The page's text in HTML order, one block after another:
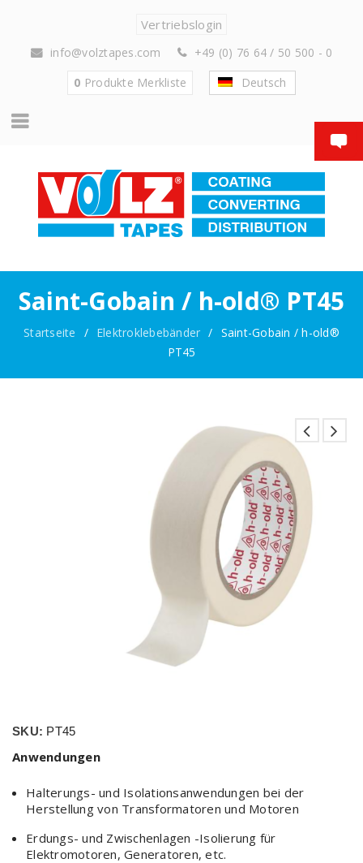
Vertriebslogin
info@volztapes.com
+49 (0) 76 64 / 50 500 - 0
0 Produkte Merkliste Deutsch
Saint-Gobain / h-old® PT45
Startseite / Elektroklebebänder / Saint-Gobain / h-old®
PT45
SKU: PT45
Anwendungen
Halterungs- und Isolationsanwendungen bei der
Herstellung von Transformatoren und Motoren
Erdungs- und Zwischenlagen -Isolierung für
Elektromotoren, Generatoren, etc.